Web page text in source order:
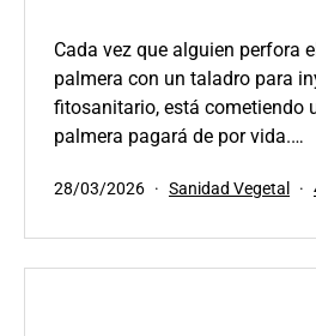
Cada vez que alguien perfora
palmera con un taladro para
fitosanitario, está cometiendo
palmera pagará de por vida.…
Publicada
28/03/2026
Categorizado
Sanidad Vegetal